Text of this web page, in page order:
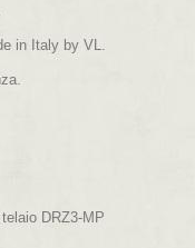
in Italy by VL.
DRZ3-MP